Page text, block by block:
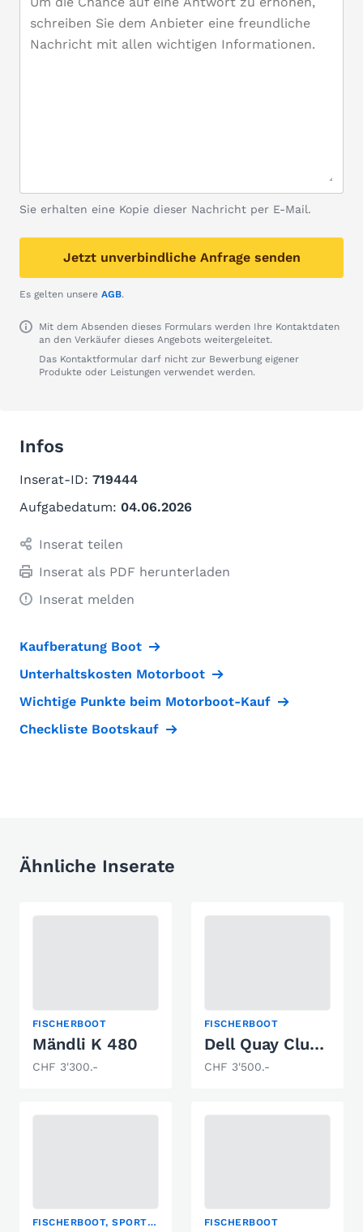
Sie erhalten eine Kopie dieser Nachricht per E-Mail.
Jetzt unverbindliche Anfrage senden
Es gelten unsere AGB.
Mit dem Absenden dieses Formulars werden Ihre Kontaktdaten
an den Verkäufer dieses Angebots weitergeleitet.
Das Kontaktformular darf nicht zur Bewerbung eigener
Produkte oder Leistungen verwendet werden.
Infos
Inserat-ID: 719444
Aufgabedatum: 04.06.2026
Inserat teilen
Inserat als PDF herunterladen
Inserat melden
Kaufberatung Boot
Unterhaltskosten Motorboot
Wichtige Punkte beim Motorboot-Kauf
Checkliste Bootskauf
Ähnliche Inserate
FISCHERBOOT
Mändli K 480
CHF 3'300.-
FISCHERBOOT
Dell Quay Clubman 13
CHF 3'500.-
FISCHERBOOT, SPORTBOOT, WAKEBOARD/WAKESURF FISCHERBOOT